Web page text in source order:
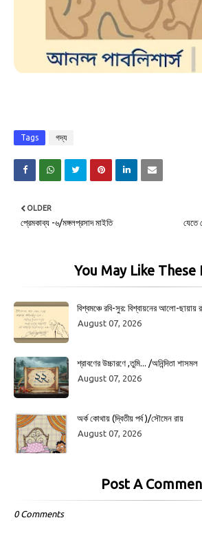
Tags গদ্য
যেতে
OLDER
প্রেমকাব্য -৬/মঙ্গলপ্রসাদ মাইতি
You May Like These
বিশ্বমঞ্চে রবি-সুর: বিশ্বায়নের আলো-ছায়ায়
August 07, 2026
শ্রাবণের উচ্চারণে ,তুমি... /অনিন্দিতা শাসমল
August 07, 2026
অর্ক কোথায় (দ্বিতীয় পর্ব )/সৌমেন রায়
August 07, 2026
Post A
0 Comments